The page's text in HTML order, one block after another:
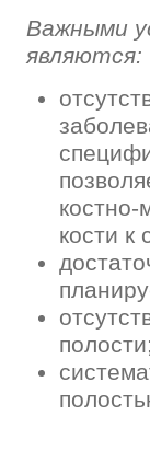
Важными
являются:
кости к